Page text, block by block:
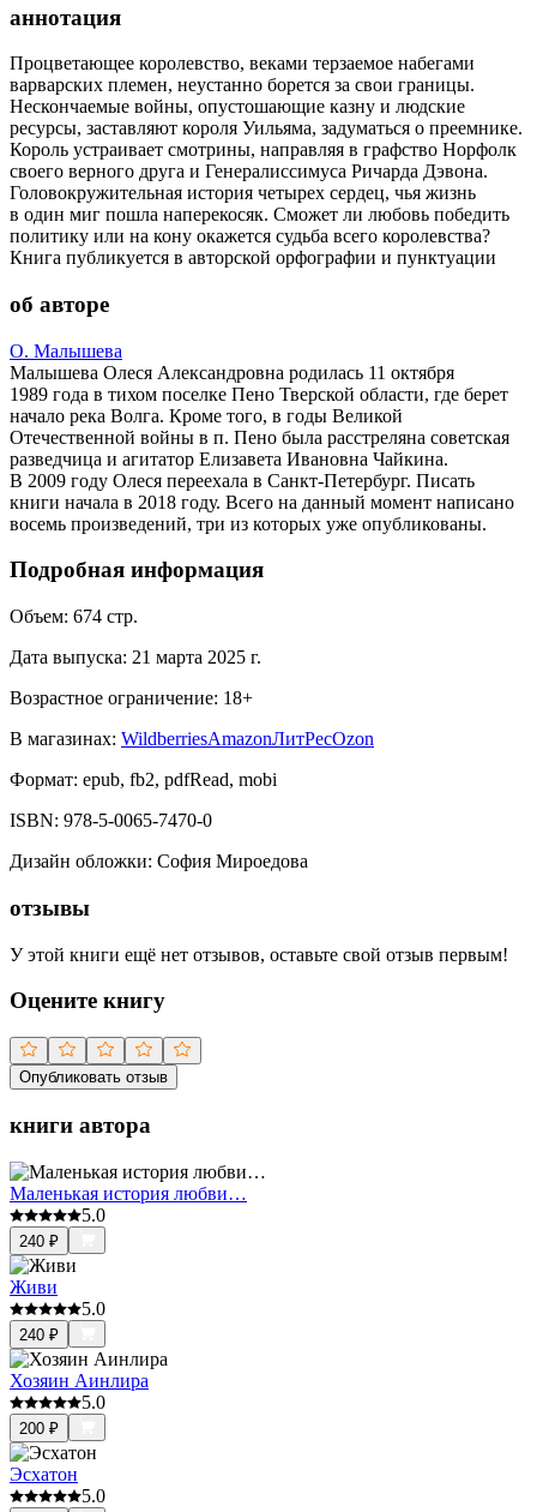
аннотация
Процветающее королевство, веками терзаемое набегами
варварских племен, неустанно борется за свои границы.
Нескончаемые войны, опустошающие казну и людские
ресурсы, заставляют короля Уильяма, задуматься о преемнике.
Король устраивает смотрины, направляя в графство Норфолк
своего верного друга и Генералиссимуса Ричарда Дэвона.
Головокружительная история четырех сердец, чья жизнь
в один миг пошла наперекосяк. Сможет ли любовь победить
политику или на кону окажется судьба всего королевства?
Книга публикуется в авторской орфографии и пунктуации
об авторе
О. Малышева
Малышева Олеся Александровна родилась 11 октября
1989 года в тихом поселке Пено Тверской области, где берет
начало река Волга. Кроме того, в годы Великой
Отечественной войны в п. Пено была расстреляна советская
разведчица и агитатор Елизавета Ивановна Чайкина.
В 2009 году Олеся переехала в Санкт-Петербург. Писать
книги начала в 2018 году. Всего на данный момент написано
восемь произведений, три из которых уже опубликованы.
Подробная информация
Объем: 674 стр.
Дата выпуска: 21 марта 2025 г.
Возрастное ограничение: 18+
В магазинах: WildberriesAmazonЛитРесOzon
Формат: epub, fb2, pdfRead, mobi
ISBN: 978-5-0065-7470-0
Дизайн обложки: София Мироедова
отзывы
У этой книги ещё нет отзывов, оставьте свой отзыв первым!
Оцените книгу
Опубликовать отзыв
книги автора
Маленькая история любви…
5.0
240 ₽
Живи
5.0
240 ₽
Хозяин Аинлира
5.0
200 ₽
Эсхатон
5.0